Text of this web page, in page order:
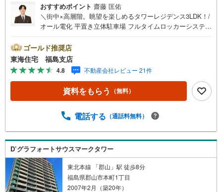
おすすめポイント 齋藤 匡佑
＼街中×高層階。眺望を楽しめるタワーレジデンス3LDK！/
オール電化 平置き立体駐車場 フルタイムロッカーシステム
トア徒歩圏内 福島で31年の地域密着不動産会社です！福島
県出身スタッフが中心で、地元を熟知した暮らし目線のご
提案が強み。Google口コミでも 4.7の高評価をいただいて
います！実際のお客様の声も、ぜひ参考になさってくださ
い。＼住宅ローンのご相談は無料です！/「通るかな…？」
と不安な段階でも大丈夫です。自己資金が少ない方のご相
ランシミュレーションも無料で、将来のことを一緒にゆっ
キッズスペースをご用意しております。おむつ替えやミル
クのお湯なども対応可能です。泣いてしまっても大丈夫で
すので、安心してご来店くださいね。ご相談だけでも大歓
迎です！迷っている今だからこそ、ぜひ一度お話ししてみ
ませんか？
ゴールド推奨店
東海住宅 福島支店
4.8 不動産会社レビュー 21件
資料をもらう （無料）
電話する （通話料無料）
D’グラフォートサウスマークタワー
東北本線 「郡山」駅 徒歩8分
福島県郡山市本町1丁目
2007年2月（築20年）